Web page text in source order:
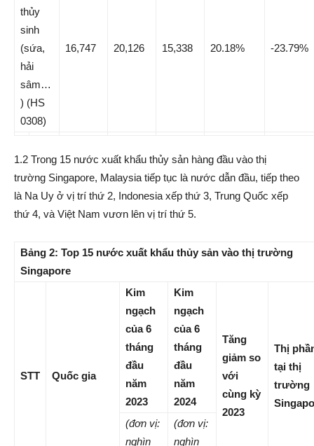
thủy
sinh
(sứa,
hải
sâm…
) (HS
0308)
16,747 20,126 15,338 20.18% -23.79%
1.2 Trong 15 nước xuất khẩu thủy sản hàng đầu vào thị
trường Singapore, Malaysia tiếp tục là nước dẫn đầu, tiếp theo
là Na Uy ở vị trí thứ 2, Indonesia xếp thứ 3, Trung Quốc xếp
thứ 4, và Việt Nam vươn lên vị trí thứ 5.
Bảng 2: Top 15 nước xuất khẩu thủy sản vào thị trường
Singapore
STT Quốc gia
Kim
ngạch
của 6
tháng
đầu
năm
2023
Kim
ngạch
của 6
tháng
đầu
năm
2024
Tăng
giảm so
với
cùng kỳ
2023
Thị
tại thị
trường
(đơn vị:
nghìn
(đơn vị:
nghìn